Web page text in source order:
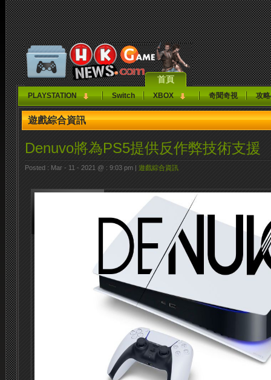
首頁
PLAYSTATION Switch XBOX 奇聞奇視 攻
遊戲綜合資訊
Denuvo將為PS5提供反作弊技術支援
Posted : Mar - 11 - 2021 @ : 9:03 pm | 遊戲綜合資訊